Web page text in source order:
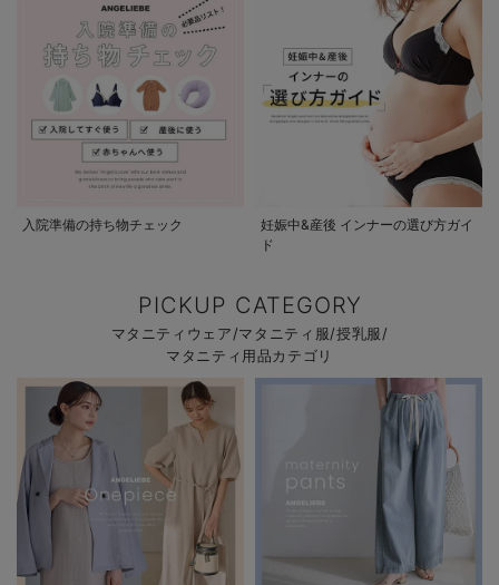
入院準備の持ち物チェック
妊娠中&産後 インナーの選び方ガイ
ド
PICKUP CATEGORY
マタニティウェア/マタニティ服/授乳服/
マタニティ用品カテゴリ